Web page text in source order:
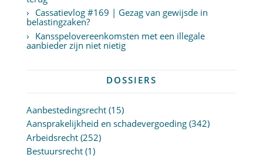
Cassatievlog #169 | Gezag van gewijsde in
belastingzaken?
Kansspelovereenkomsten met een illegale
aanbieder zijn niet nietig
DOSSIERS
Aanbestedingsrecht(15)
Aansprakelijkheid en schadevergoeding(342)
Arbeidsrecht(252)
Bestuursrecht(1)